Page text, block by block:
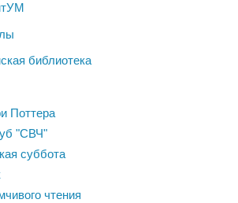
библиотека
Поттера
"СВЧ"
суббота
чтения